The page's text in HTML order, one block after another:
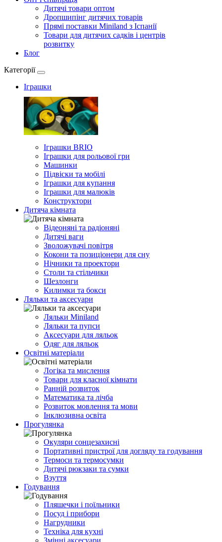
Дитячі товари оптом
Дропшипінг дитячих товарів
Прямі поставки Miniland з Іспанії
Товари для дитячих садків і центрів
розвитку
Блог
Категорії
Іграшки
Іграшки BRIO
Іграшки для рольової гри
Машинки
Підвіски та мобілі
Іграшки для купання
Іграшки для малюків
Конструктори
Дитяча кімната
Відеоняні та радіоняні
Дитячі ваги
Зволожувачі повітря
Кокони та позиціонери для сну
Нічники та проектори
Столи та стільчики
Шезлонги
Килимки та бокси
Ляльки та аксесуари
Ляльки Miniland
Ляльки та пупси
Аксесуари для ляльок
Одяг для ляльок
Освітні матеріали
Логіка та мислення
Товари для класної кімнати
Ранній розвиток
Математика та лічба
Розвиток мовлення та мови
Інклюзивна освіта
Прогулянка
Окуляри сонцезахисні
Портативні пристрої для догляду та годування
Термоси та термосумки
Дитячі рюкзаки та сумки
Взуття
Годування
Пляшечки і поїльники
Посуд і прибори
Нагрудники
Техніка для кухні
Змінні аксесуари